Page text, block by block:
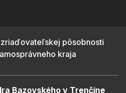
pôsobnosti
kraja
Bazovského v Trenčíne